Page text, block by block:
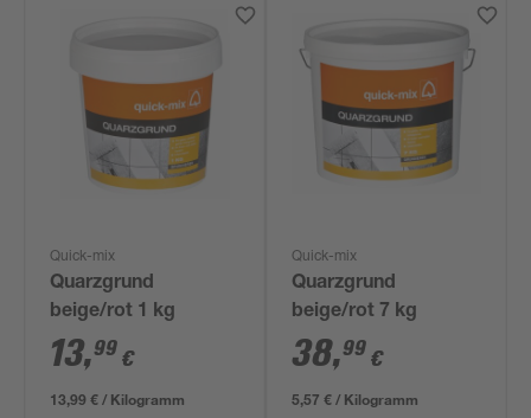
Quick-mix
Quarzgrund
beige/rot 1 kg
13,99 €
13,99 € / Kilogramm
Quick-mix
Quarzgrund
beige/rot 7 kg
38,99 €
5,57 € / Kilogramm